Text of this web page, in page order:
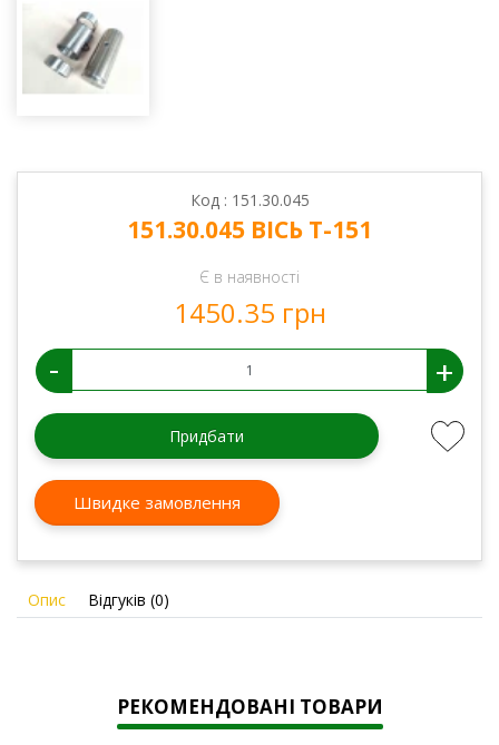
Код : 151.30.045
151.30.045 ВІСЬ Т-151
Є в наявності
1450.35 грн
- +
Придбати
Швидке замовлення
Опис Відгуків (0)
РЕКОМЕНДОВАНІ ТОВАРИ